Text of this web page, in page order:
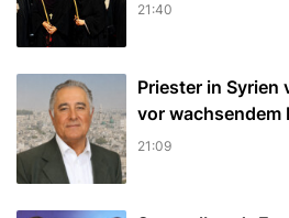
21:40
Priester in
vor wachsendem
21:09